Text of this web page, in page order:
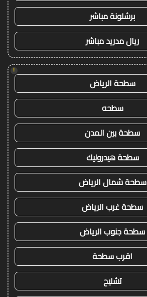
برشلونة مباشر
ريال مدريد مباشر
!
سطحة الرياض
سطحه
سطحة بين المدن
سطحة هيدروليك
سطحة شمال الرياض
سطحة غرب الرياض
سطحة جنوب الرياض
اقرب سطحة
تشليح